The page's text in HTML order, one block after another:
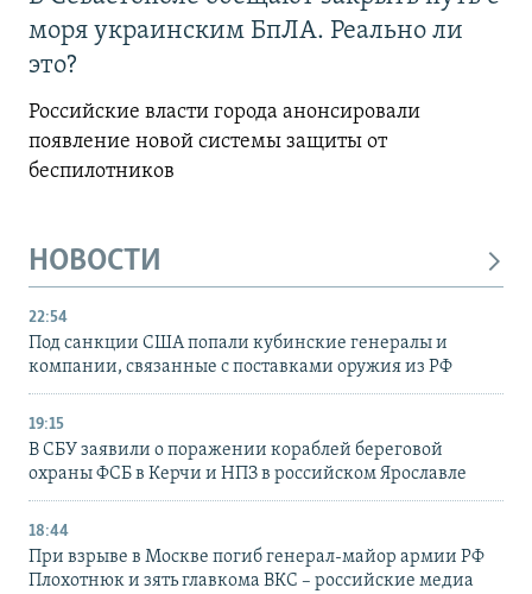
моря украинским БпЛА. Реально ли
это?
Российские власти города анонсировали
появление новой системы защиты от
беспилотников
НОВОСТИ
22:54
Под санкции США попали кубинские генералы и
компании, связанные с поставками оружия из РФ
19:15
В СБУ заявили о поражении кораблей береговой
охраны ФСБ в Керчи и НПЗ в российском Ярославле
18:44
При взрыве в Москве погиб генерал-майор армии РФ
Плохотнюк и зять главкома ВКС – российские медиа